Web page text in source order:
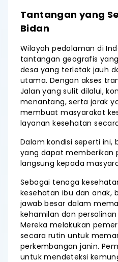
Tantangan yang
Bidan
Wilayah pedalaman di
tantangan geografis
desa yang terletak jauh
utama. Dengan akses
Jalan yang sulit dilalui,
menantang, serta jarak
membuat masyarakat
layanan kesehatan
Dalam kondisi seperti ini,
yang dapat memberikan
langsung kepada
Sebagai tenaga
kesehatan ibu dan anak,
jawab besar dalam
kehamilan dan
Mereka melakukan
secara rutin untuk
perkembangan janin.
untuk mendeteksi